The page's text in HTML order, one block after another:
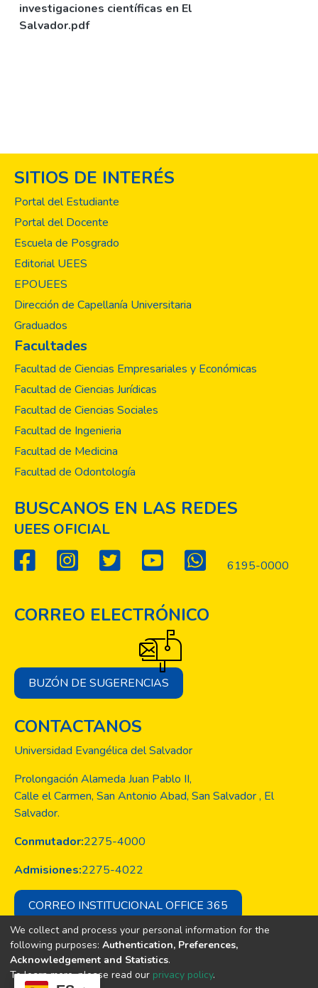
investigaciones científicas en El
Salvador.pdf
SITIOS DE INTERÉS
Portal del Estudiante
Portal del Docente
Escuela de Posgrado
Editorial UEES
EPOUEES
Dirección de Capellanía Universitaria
Graduados
Facultades
Facultad de Ciencias Empresariales y Económicas
Facultad de Ciencias Jurídicas
Facultad de Ciencias Sociales
Facultad de Ingenieria
Facultad de Medicina
Facultad de Odontología
BUSCANOS EN LAS REDES
UEES OFICIAL
6195-0000
CORREO ELECTRÓNICO
BUZÓN DE SUGERENCIAS
CONTACTANOS
Universidad Evangélica del Salvador
Prolongación Alameda Juan Pablo II,
Calle el Carmen, San Antonio Abad, San Salvador , El
Salvador.
Conmutador:2275-4000
Admisiones:2275-4022
CORREO INSTITUCIONAL OFFICE 365
Copyright © Todos los derechos son
de la Universidad Evangélica de El
We collect and process your personal information for the
following purposes: Authentication, Preferences,
Acknowledgement and Statistics.
To learn more, please read our privacy policy.